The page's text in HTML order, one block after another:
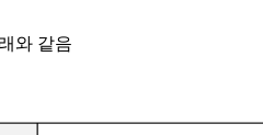
와 같음